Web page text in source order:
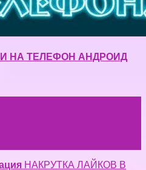
НА ТЕЛЕФОН АНДРОИД
НАКРУТКА ЛАЙКОВ В